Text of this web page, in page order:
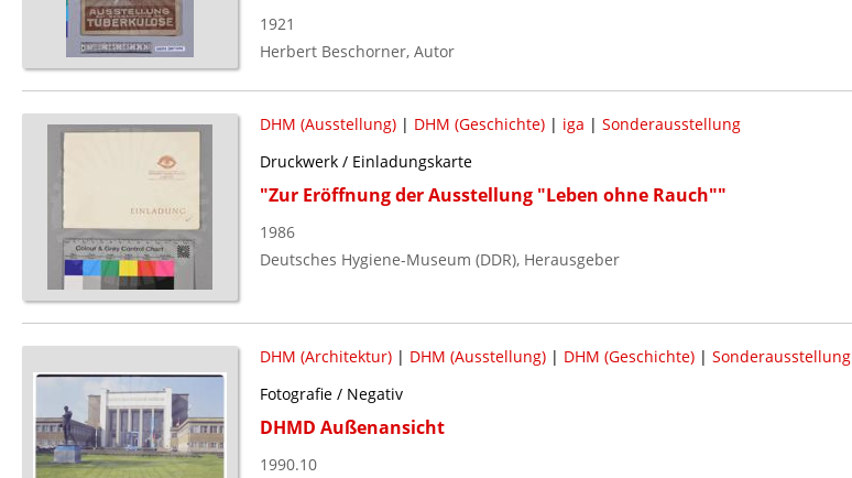
1921
Herbert Beschorner, Autor
DHM (Ausstellung)| DHM (Geschichte)| iga | Sonderausstellung
Druckwerk / Einladungskarte
"Zur Eröffnung der Ausstellung "Leben ohne Rauch""
1986
Deutsches Hygiene-Museum (DDR), Herausgeber
DHM (Architektur)| DHM (Ausstellung)| DHM (Geschichte)| Sonderausstellung
Fotografie / Negativ
DHMD Außenansicht
1990.10